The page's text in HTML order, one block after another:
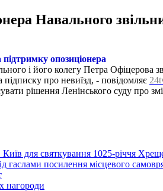
Навального
підтримку опозиціонера
і його колегу Петра Офіцерова
про невиїзд, - повідомляє
рішення Ленінського суду про
для святкування 1025-річчя
посилення місцевого
нагороди